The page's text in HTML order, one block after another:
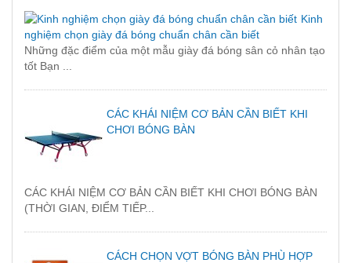
Kinh
nghiệm chọn giày đá bóng chuẩn chân cần biết
Những đặc điểm của một mẫu giày đá bóng sân cỏ nhân tạo
tốt Bạn ...
CÁC KHÁI NIỆM CƠ BẢN CẦN BIẾT KHI
CHƠI BÓNG BÀN
CÁC KHÁI NIỆM CƠ BẢN CẦN BIẾT KHI CHƠI BÓNG BÀN
(THỜI GIAN, ĐIỂM TIẾP...
CÁCH CHỌN VỢT BÓNG BÀN PHÙ HỢP